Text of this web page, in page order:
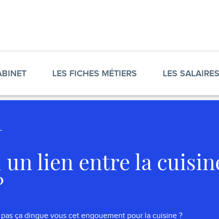
LES FICHES MÉTIERS LES SALAIRES
un lien entre la
ça dingue vous cet engouement pour la cuisine ?